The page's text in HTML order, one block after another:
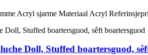
Acryl sjarme Materiaal Acryl
Doll, Stuffed boartersguod,